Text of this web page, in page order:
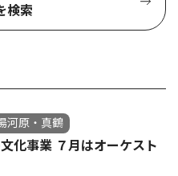
検索
河原・真鶴
化事業 ７月はオーケスト